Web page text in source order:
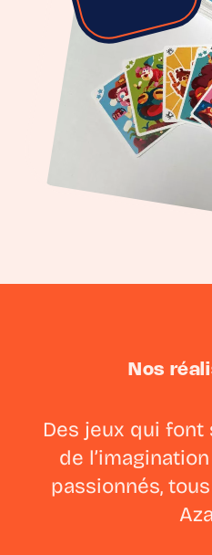
Nos
Des jeux qui font
de
passionnés,